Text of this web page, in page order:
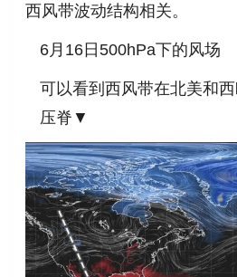
西风带波动结构相关。
6月16日500hPa下的风场
可以看到西风带在北美和
压脊▼